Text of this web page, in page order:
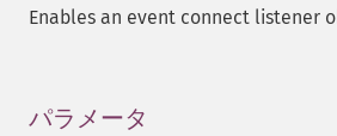
Enables an event connect listener
パラメータ